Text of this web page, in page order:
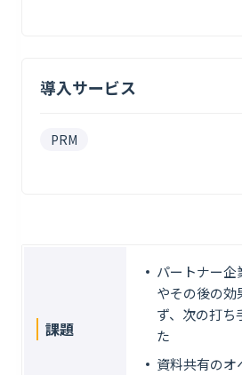
導入サービス
PRM
課題
パートナー企
やその後の効
ず、次の打ち
た
資料共有のオ